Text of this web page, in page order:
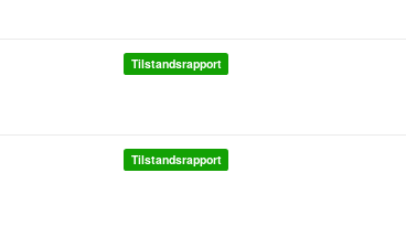
Tilstandsrapport
Tilstandsrapport